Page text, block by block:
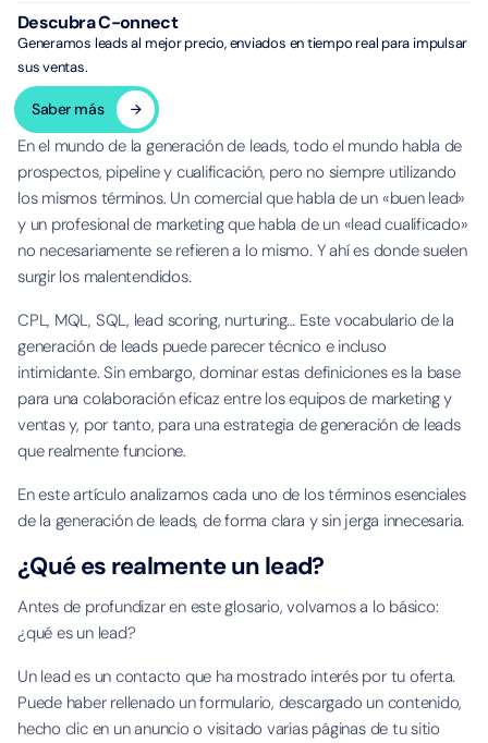
Descubra C-onnect
Generamos leads al mejor precio, enviados en tiempo real para impulsar
sus ventas.
Saber más
En el mundo de la generación de leads, todo el mundo habla de
prospectos, pipeline y cualificación, pero no siempre utilizando
los mismos términos. Un comercial que habla de un «buen lead»
y un profesional de marketing que habla de un «lead cualificado»
no necesariamente se refieren a lo mismo. Y ahí es donde suelen
surgir los malentendidos.
CPL, MQL, SQL, lead scoring, nurturing… Este vocabulario de la
generación de leads puede parecer técnico e incluso
intimidante. Sin embargo, dominar estas definiciones es la base
para una colaboración eficaz entre los equipos de marketing y
ventas y, por tanto, para una estrategia de generación de leads
que realmente funcione.
En este artículo analizamos cada uno de los términos esenciales
de la generación de leads, de forma clara y sin jerga innecesaria.
¿Qué es realmente un lead?
Antes de profundizar en este glosario, volvamos a lo básico:
¿qué es un lead?
Un lead es un contacto que ha mostrado interés por tu oferta.
Puede haber rellenado un formulario, descargado un contenido,
hecho clic en un anuncio o visitado varias páginas de tu sitio